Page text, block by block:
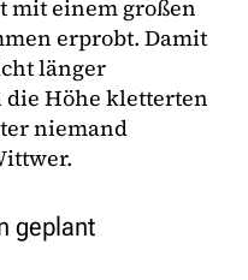
mit einem großen
erprobt. Damit
länger
Höhe kletterten
niemand
geplant